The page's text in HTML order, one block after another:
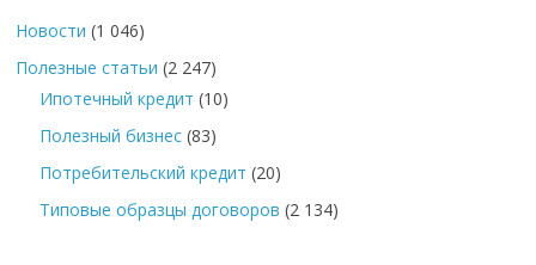
Новости (1 046)
Полезные статьи (2 247)
Ипотечный кредит (10)
Полезный бизнес (83)
Потребительский кредит (20)
Типовые образцы договоров (2 134)